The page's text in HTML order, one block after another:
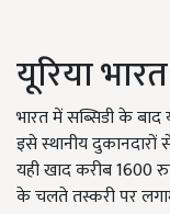
यूरिया
भारत में सब्सिडी के बाद
इसे स्थानीय
यही खाद करीब 1600
के चलते तस्करी पर